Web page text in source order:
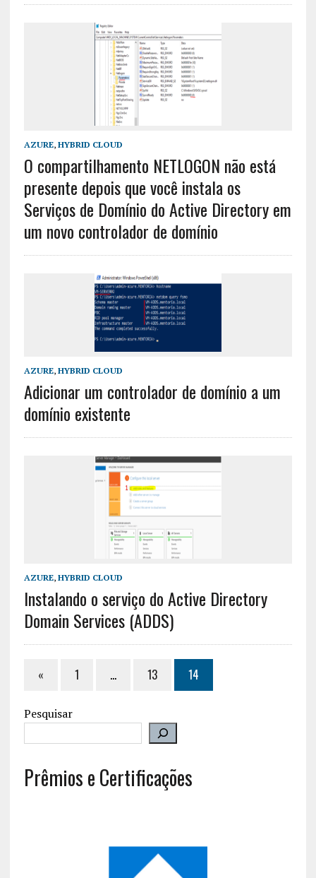
AZURE, HYBRID CLOUD
O compartilhamento NETLOGON não está
presente depois que você instala os
Serviços de Domínio do Active Directory em
um novo controlador de domínio
AZURE, HYBRID CLOUD
Adicionar um controlador de domínio a um
domínio existente
AZURE, HYBRID CLOUD
Instalando o serviço do Active Directory
Domain Services (ADDS)
« 1 … 13 14
Pesquisar
Prêmios e Certificações